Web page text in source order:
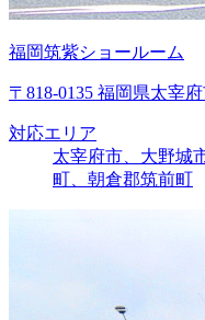
福岡筑紫ショールーム
〒818-0135 福岡県太宰
対応エリア
太宰府市、大野城
町、朝倉郡筑前町